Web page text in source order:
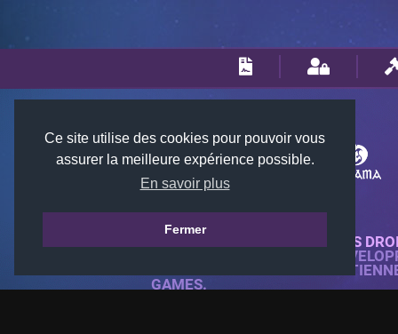
Ce site utilise des cookies pour pouvoir vous
assurer la meilleure expérience possible.
En savoir plus
Fermer
© 2018-2026 KTARENA. TOUS
SITE WEB ENTIÈREMENT
TOUTES LES IMAGES
GAMES.